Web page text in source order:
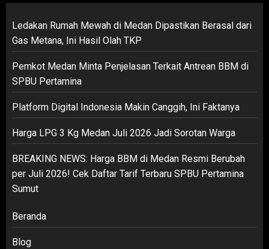
Ledakan Rumah Mewah di Medan Dipastikan Berasal dari
Gas Metana, Ini Hasil Olah TKP
Pemkot Medan Minta Penjelasan Terkait Antrean BBM di
SPBU Pertamina
Platform Digital Indonesia Makin Canggih, Ini Faktanya
Harga LPG 3 Kg Medan Juli 2026 Jadi Sorotan Warga
BREAKING NEWS: Harga BBM di Medan Resmi Berubah
per Juli 2026! Cek Daftar Tarif Terbaru SPBU Pertamina
Sumut
Beranda
Blog